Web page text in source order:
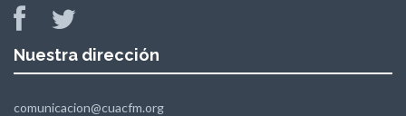
Nuestra dirección
comunicacion@cuacfm.org